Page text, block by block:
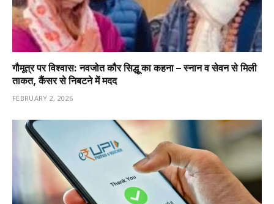
गौमूत्र पर विश्वास: नवजोत कौर सिद्धू का कहना – स्नान व सेवन से मिली
ताकत, कैंसर से निबटने में मदद
FEBRUARY 2, 2026